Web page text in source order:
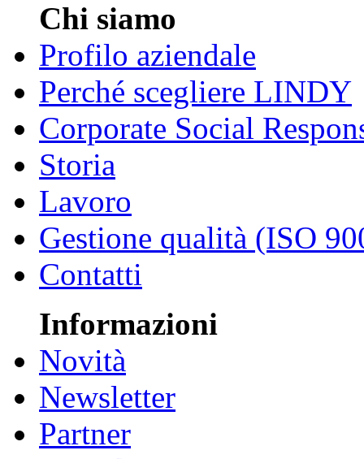
Chi siamo
Profilo aziendale
Perché scegliere LINDY
Corporate Social
Storia
Lavoro
Gestione qualità (ISO
Contatti
Informazioni
Novità
Newsletter
Partner